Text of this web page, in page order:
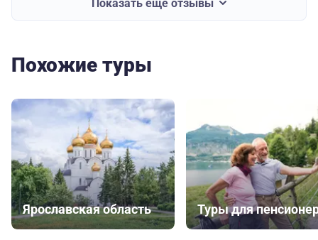
Показать еще отзывы
Похожие туры
Ярославская область Туры для